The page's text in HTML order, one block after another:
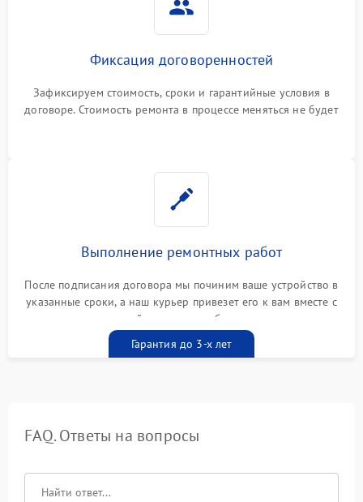
Фиксация договоренностей
Зафиксируем стоимость, сроки и гарантийные условия в
договоре. Стоимость ремонта в процессе меняться не будет
Выполнение ремонтных работ
После подписания договора мы починим ваше устройство в
указанные сроки, а наш курьер привезет его к вам вместе с
гарантийным талоном бесплатно
Гарантия до 3-х лет
FAQ. Ответы на вопросы